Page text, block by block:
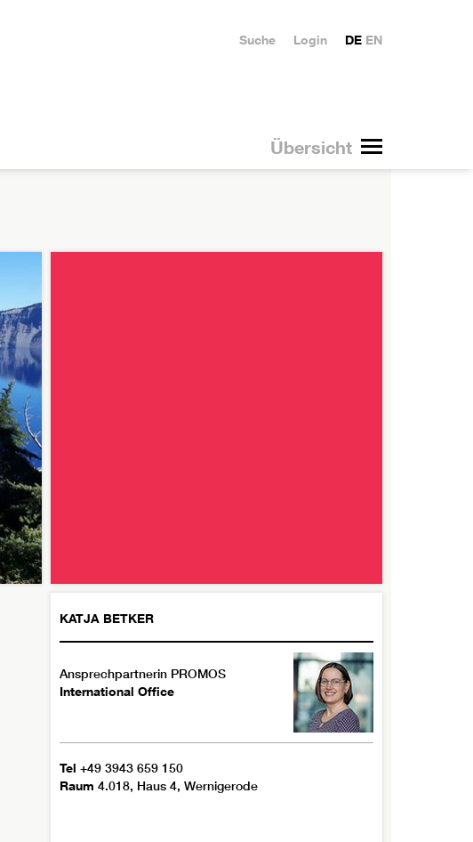
Übersicht
DE EN
Login
Suche
KATJA BETKER
Ansprechpartnerin PROMOS
International Office
Tel +49 3943 659 150
Raum 4.018, Haus 4, Wernigerode